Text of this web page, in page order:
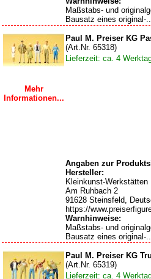
Maßstabs- und
Bausatz eines original-
Mehr
Informationen...
Paul M. Preiser KG
(Art.Nr. 65318)
Lieferzeit: ca. 4
Angaben zur
Hersteller:
Kleinkunst-
Am Ruhbach 2
91628 Steinsfeld,
https://
Warnhinweise:
Maßstabs- und
Bausatz eines original-
Paul M. Preiser KG
(Art.Nr. 65319)
Lieferzeit: ca. 4